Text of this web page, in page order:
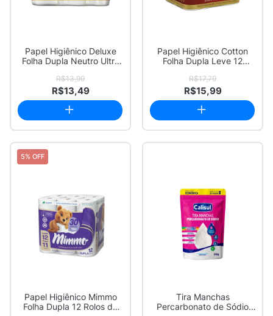
Papel Higiênico Deluxe
Folha Dupla Neutro Ultra
R$13,99
R$13,49
Papel Higiênico Cotton
Folha Dupla Leve 12
R$17,79
R$15,99
5% OFF
Papel Higiênico Mimmo
Folha Dupla 12 Rolos de
Tira Manchas
Percarbonato de Sódio